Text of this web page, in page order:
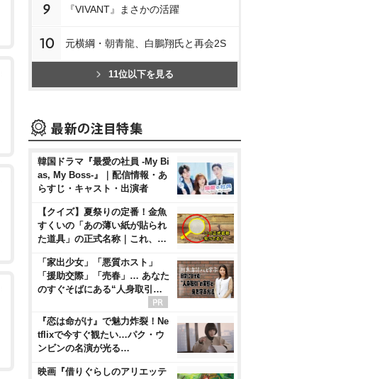
9 『VIVANT』まさかの活躍
10 元横綱・朝青龍、白鵬翔氏と再会2S
11位以下を見る
韓国ドラマ『最愛の社員 -My Bi
as, My Boss-』｜配信情報・あ
らすじ・キャスト・出演者
【クイズ】夏祭りの定番！金魚
すくいの「あの薄い紙が貼られ
た道具」の正式名称｜これ、…
「家出少女」「悪質ホスト」
「援助交際」「売春」… あなた
のすぐそばにある“人身取引…
『恋は命がけ』で魅力炸裂！Ne
tflixで今すぐ観たい…パク・ウ
ンビンの名演が光る…
映画『借りぐらしのアリエッテ